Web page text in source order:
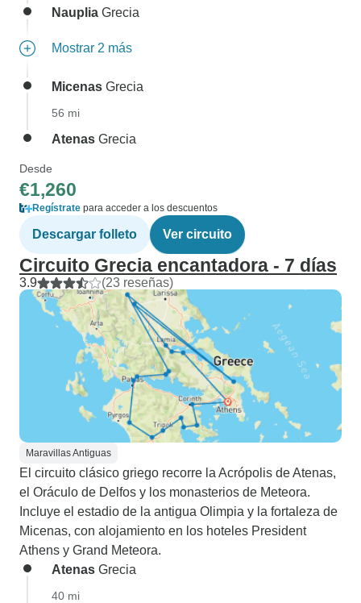
Nauplia Grecia
Mostrar 2 más
Micenas Grecia
56 mi
Atenas Grecia
Desde
€1,260
Regístrate para acceder a los descuentos
Descargar folleto Ver circuito
Circuito Grecia encantadora - 7 días
3.9 (23 reseñas)
Maravillas Antiguas
El circuito clásico griego recorre la Acrópolis de Atenas,
el Oráculo de Delfos y los monasterios de Meteora.
Incluye el estadio de la antigua Olimpia y la fortaleza de
Micenas, con alojamiento en los hoteles President
Athens y Grand Meteora.
Atenas Grecia
40 mi